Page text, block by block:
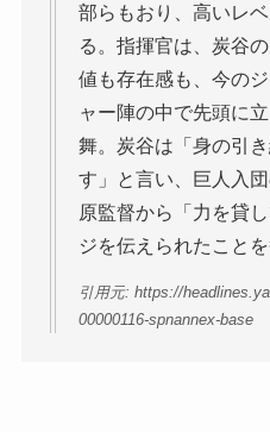
部らもおり、高いレ
る。指揮官は、炭谷
値も存在感も、今の
ャー陣の中で先頭に
舞。炭谷は「身の引
す」と言い、巨人入
原監督から「力を貸
ジを伝えられたことを
引用元: https://
00000116-spnannex-base